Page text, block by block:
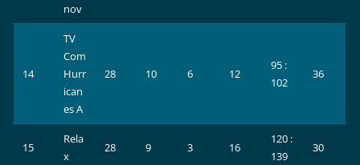
nov
14
TV
Com
Hurr
ican
es A
28 10 6 12
95 :
102
36
15
Rela
x
28 9 3 16
120 :
139
30